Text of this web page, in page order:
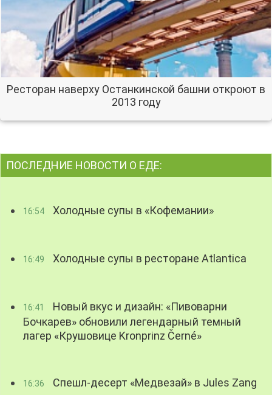
Ресторан наверху Останкинской башни откроют в
2013 году
ПОСЛЕДНИЕ НОВОСТИ О ЕДЕ:
16:54 Холодные супы в «Кофемании»
16:49 Холодные супы в ресторане Atlantica
16:41
Новый вкус и дизайн: «Пивоварни
Бочкарев» обновили легендарный темный
лагер «Крушовице Kronprinz Černé»
16:36 Спешл-десерт «Медвезай» в Jules Zang